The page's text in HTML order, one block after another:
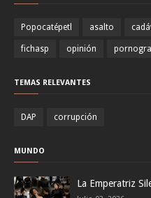
Popocatépetl asalto
fichasp opinión
TEMAS RELEVANTES
DAP corrupción
MUNDO
La Emperatriz